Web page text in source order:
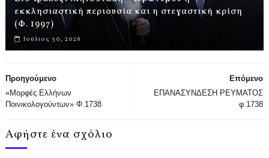
εκκλησιαστική περιουσία και η στεγαστική κρίση
(Φ. 1997)
Ιούλιος 30, 2026
Επόμενο
ΕΠΑΝΑΣΥΝΔΕΣΗ ΡΕΥΜΑΤΟΣ
φ.1738
Προηγούμενο
«Μορφές Ελλήνων
Ποινικολογούντων» Φ.1738
Αφήστε ένα σχόλιο